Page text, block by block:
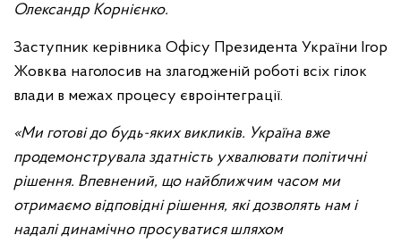
Олександр Корнієнко.
Заступник керівника Офісу Президента України Ігор
Жовква наголосив на злагодженій роботі всіх гілок
влади в межах процесу євроінтеграції.
«Ми готові до будь-яких викликів. Україна вже
продемонструвала здатність ухвалювати політичні
рішення. Впевнений, що найближчим часом ми
отримаємо відповідні рішення, які дозволять нам і
надалі динамічно просуватися шляхом